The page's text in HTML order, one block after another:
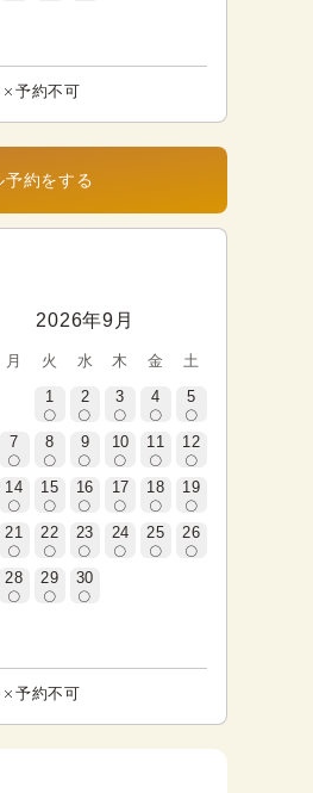
予約不可
約をする
2026年9月
月 火 水 木 金
土
1
2 3 4 5
7 8 9 10 11 12
14 15 16 17 18 19
21 22 23 24 25 26
28 29 30
予約不可